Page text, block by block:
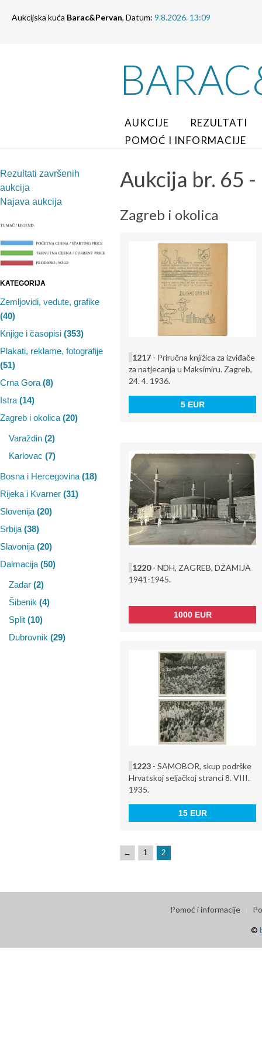
Aukcijska kuća Barac&Pervan, Datum: 9.8.2026. 13:09
AUKCIJE
REZULTATI
POMOĆ I INFORMACIJE
Rezultati završenih
aukcija
Najava aukcija
KATEGORIJA
Zemljovidi, vedute, grafike
(40)
Knjige i časopisi (353)
Plakati, reklame, fotografije
(51)
Crna Gora (8)
Istra (14)
Zagreb i okolica (20)
Varaždin (2)
Karlovac (7)
Bosna i Hercegovina (18)
Rijeka i Kvarner (31)
Slovenija (20)
Srbija (38)
Slavonija (20)
Dalmacija (50)
Zadar (2)
Šibenik (4)
Split (10)
Dubrovnik (29)
Aukcija br. 65
Zagreb i okolica
1217 - Priručna knjižica za izviđače
za natjecanja u Maksimiru. Zagreb,
24. 4. 1936.
5 EUR
1220- NDH, ZAGREB, DŽAMIJA
1941-1945.
1000 EUR
1223 - SAMOBOR, skup podrške
Hrvatskoj seljačkoj stranci 8. VIII.
1935.
15 EUR
← 1 2
Pomoć i informacije
©